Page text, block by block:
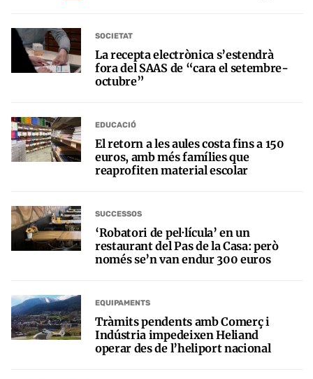
SOCIETAT
La recepta electrònica s’estendrà
fora del SAAS de “cara el setembre-
octubre”
EDUCACIÓ
El retorn a les aules costa fins a 150
euros, amb més famílies que
reaprofiten material escolar
SUCCESSOS
‘Robatori de pel·lícula’ en un
restaurant del Pas de la Casa: però
només se’n van endur 300 euros
EQUIPAMENTS
Tràmits pendents amb Comerç i
Indústria impedeixen Heliand
operar des de l’heliport nacional